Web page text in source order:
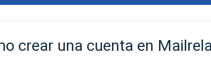
crear una cuenta en